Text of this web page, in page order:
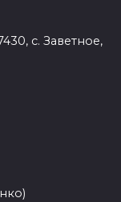
с. Заветное,